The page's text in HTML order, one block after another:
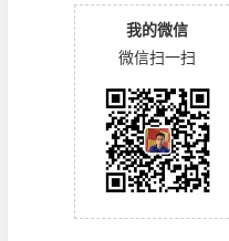
我的微信
微信扫一扫